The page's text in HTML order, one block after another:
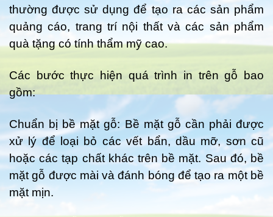
thường được sử dụng để tạo ra các sản phẩm
quảng cáo, trang trí nội thất và các sản phẩm
quà tặng có tính thẩm mỹ cao.
Các bước thực hiện quá trình in trên gỗ bao
gồm:
Chuẩn bị bề mặt gỗ: Bề mặt gỗ cần phải được
xử lý để loại bỏ các vết bẩn, dầu mỡ, sơn cũ
hoặc các tạp chất khác trên bề mặt. Sau đó, bề
mặt gỗ được mài và đánh bóng để tạo ra một bề
mặt mịn.